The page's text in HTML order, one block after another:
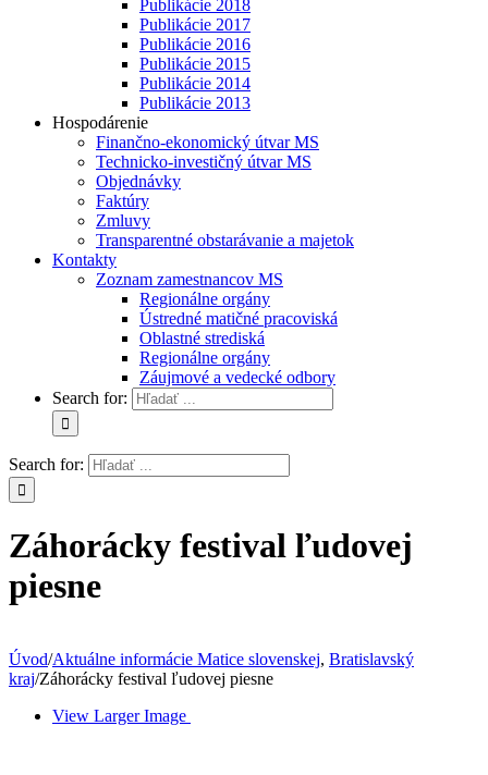
Publikácie 2018
Publikácie 2017
Publikácie 2016
Publikácie 2015
Publikácie 2014
Publikácie 2013
Hospodárenie
Finančno-ekonomický útvar MS
Technicko-investičný útvar MS
Objednávky
Faktúry
Zmluvy
Transparentné obstarávanie a majetok
Kontakty
Zoznam zamestnancov MS
Regionálne orgány
Ústredné matičné pracoviská
Oblastné strediská
Regionálne orgány
Záujmové a vedecké odbory
Search for:
Search for:
Záhorácky festival ľudovej
piesne
Úvod/Aktuálne informácie Matice slovenskej, Bratislavský
kraj/Záhorácky festival ľudovej piesne
View Larger Image